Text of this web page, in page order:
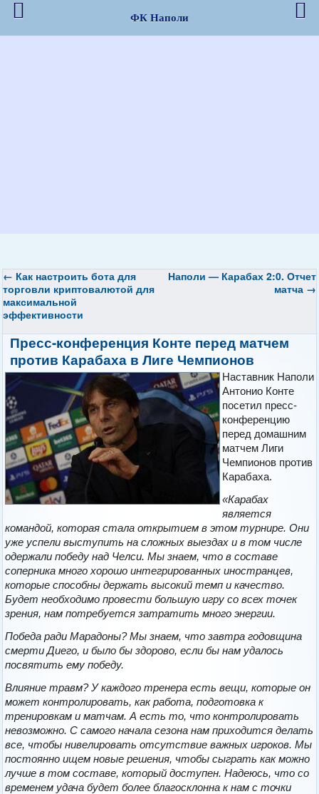
← Как настроить бота для
торговли криптовалютой для
максимальной
эффективности
Наполи — Карабах 2:0. Отчет
матча →
Пресс-конференция Конте перед матчем
против Карабаха в Лиге Чемпионов
Наставник Наполи
Антонио Конте
посетил пресс-
конференцию
перед домашним
матчем Лиги
Чемпионов против
Карабаха.
«Карабах
является
командой, которая стала открытием в этом турнире. Они
уже успели выступить на сложных выездах и в том числе
одержали победу над Челси. Мы знаем, что в составе
соперника много хорошо интегрированных иностранцев,
которые способны держать высокий темп и качество.
Будет необходимо провести большую игру со всех точек
зрения, нам потребуется затратить много энергии.
Победа ради Марадоны? Мы знаем, что завтра годовщина
смерти Диего, и было бы здорово, если бы нам удалось
посвятить ему победу.
Влияние травм? У каждого тренера есть вещи, которые он
может контролировать, как работа, подготовка к
тренировкам и матчам. А есть то, что контролировать
невозможно. С самого начала сезона нам приходится делать
все, чтобы нивелировать отсутствие важных игроков. Мы
постоянно ищем новые решения, чтобы сыграть как можно
лучше в том составе, который доступен. Надеюсь, что со
временем удача будет более благосклонна к нам с точки
ФК Наполи